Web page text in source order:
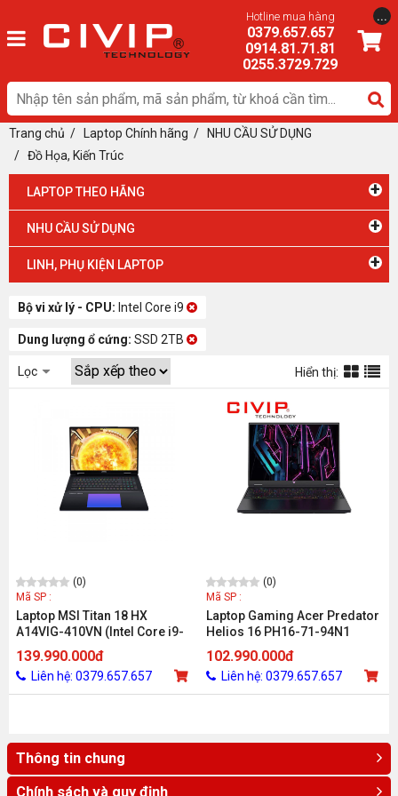
Hotline mua hàng
0379.657.657
0914.81.71.81
0255.3729.729
...
Trang chủ / Laptop Chính hãng / NHU CẦU SỬ DỤNG
/ Đồ Họa, Kiến Trúc
LAPTOP THEO HÃNG +
NHU CẦU SỬ DỤNG +
LINH, PHỤ KIỆN LAPTOP +
Bộ vi xử lý - CPU: Intel Core i9
Dung lượng ổ cứng: SSD 2TB
Lọc Hiển thị:
(0)
Mã SP :
Laptop MSI Titan 18 HX
A14VIG-410VN (Intel Core i9-
14900HX/RTX 4090 16GB/18
inch UHD+/128GB/2TB/Win 11/
Đen)
139.990.000đ
Liên hệ: 0379.657.657
(0)
Mã SP :
Laptop Gaming Acer Predator
Helios 16 PH16-71-94N1
NH.QJSSV.002 (i9-13900HX,
RTX 4080 12GB, Ram 32GB
DDR5, SSD 2TB, 16 Inch IPS
240Hz WQXGA)_D
102.990.000đ
Liên hệ: 0379.657.657
Thông tin chung
Chính sách và quy định